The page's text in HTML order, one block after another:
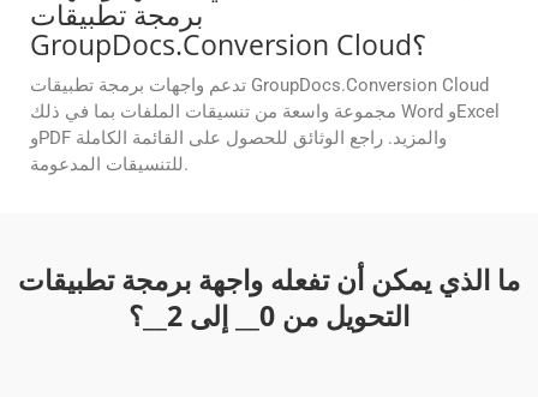
برمجة تطبيقات
GroupDocs.Conversion Cloud؟
تدعم واجهات برمجة تطبيقات GroupDocs.Conversion Cloud
مجموعة واسعة من تنسيقات الملفات بما في ذلك Word وExcel
وPDF والمزيد. راجع الوثائق للحصول على القائمة الكاملة
للتنسيقات المدعومة.
ما الذي يمكن أن تفعله واجهة برمجة تطبيقات
التحويل من 0 __ إلى 2 __؟